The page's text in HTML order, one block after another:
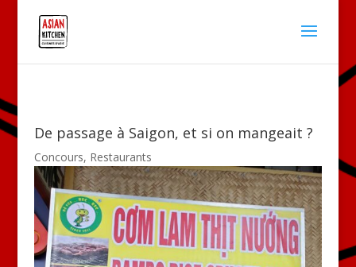
De passage à Saigon, et si on mangeait ?
Concours, Restaurants